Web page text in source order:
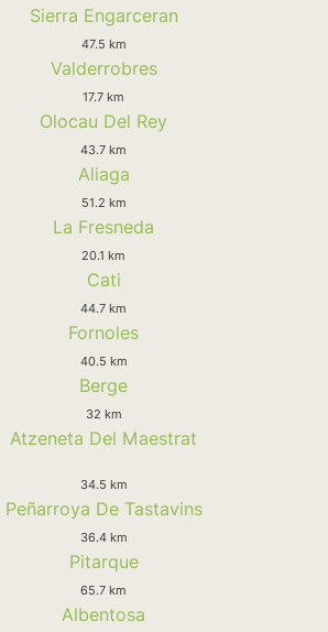
Sierra Engarceran
47.5 km
Valderrobres
17.7 km
Olocau Del Rey
43.7 km
Aliaga
51.2 km
La Fresneda
20.1 km
Cati
44.7 km
Fornoles
40.5 km
Berge
32 km
Atzeneta Del Maestrat
34.5 km
Peñarroya De Tastavins
36.4 km
Pitarque
65.7 km
Albentosa